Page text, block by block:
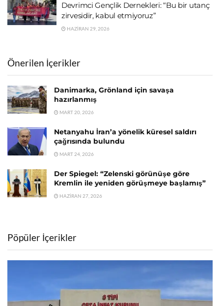
Devrimci Gençlik Dernekleri: “Bu bir utanç
zirvesidir, kabul etmiyoruz”
HAZIRAN 29, 2026
Önerilen İçerikler
Danimarka, Grönland için savaşa
hazırlanmış
MART 20, 2026
Netanyahu İran’a yönelik küresel saldırı
çağrısında bulundu
MART 24, 2026
Der Spiegel: “Zelenski görünüşe göre
Kremlin ile yeniden görüşmeye başlamış”
HAZIRAN 27, 2026
Pöpüler İçerikler